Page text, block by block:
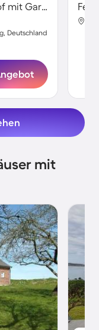
Familienfreundlicher Bauernhof mit Garten, Grill und Terrasse | Naturblick | Nah am Strand | Hunde erlaubt
Deutschland
mit